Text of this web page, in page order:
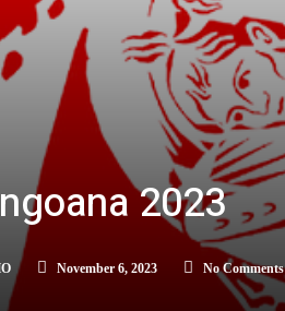
2023
November 6, 2023 No Comments